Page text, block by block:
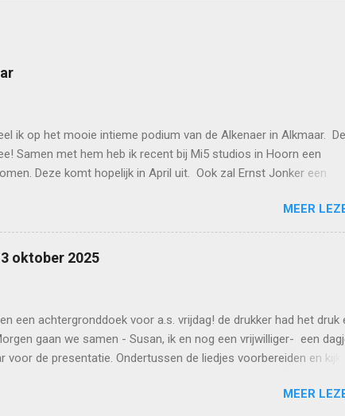
ik op het mooie intieme podium van de Alkenaer in Alkmaar. De
Samen met hem heb ik recent bij Mi5 studios in Hoorn een
Deze komt hopelijk in April uit. Ook zal Ernst Jonker een
in Alkmaar en omstreken. De cd presentatie komt dus later,
van de sluier op, aangevuld met mijn engelstalige songs. Tot
evenement/hurryman-singer-songwriter-avond/#tribe-
MEER
oktober 2025
een achtergronddoek voor a.s. vrijdag! de drukker had het druk
gaan we samen - Susan, ik en nog een vrijwilliger- een
voor de presentatie. Ondertussen de liedjes voorbereiden en
MEER